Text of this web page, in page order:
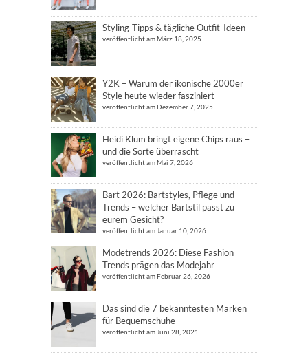
Styling-Tipps & tägliche Outfit-Ideen
veröffentlicht am März 18, 2025
Y2K – Warum der ikonische 2000er
Style heute wieder fasziniert
veröffentlicht am Dezember 7, 2025
Heidi Klum bringt eigene Chips raus –
und die Sorte überrascht
veröffentlicht am Mai 7, 2026
Bart 2026: Bartstyles, Pflege und
Trends – welcher Bartstil passt zu
eurem Gesicht?
veröffentlicht am Januar 10, 2026
Modetrends 2026: Diese Fashion
Trends prägen das Modejahr
veröffentlicht am Februar 26, 2026
Das sind die 7 bekanntesten Marken
für Bequemschuhe
veröffentlicht am Juni 28, 2021